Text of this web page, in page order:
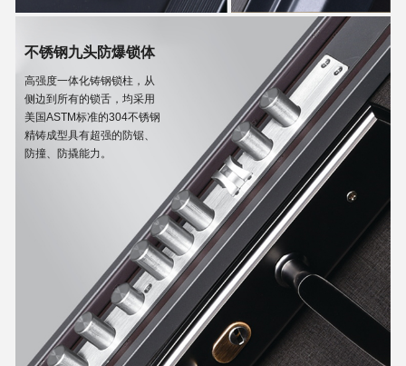
不锈钢九头防爆锁体
高强度一体化铸钢锁柱，从
侧边到所有的锁舌，均采用
美国ASTM标准的304不锈钢
精铸成型具有超强的防锯、
防撞、防撬能力。